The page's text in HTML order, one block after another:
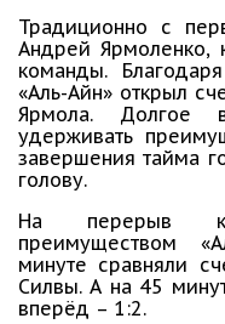
Традиционно с
Андрей Ярмоленко,
команды.
«Аль-Айн» открыл
Ярмола. Долгое
удерживать
завершения тайма
голову.
На перерыв
преимуществом
минуте сравняли
Силвы. А на 45
вперёд – 1:2.